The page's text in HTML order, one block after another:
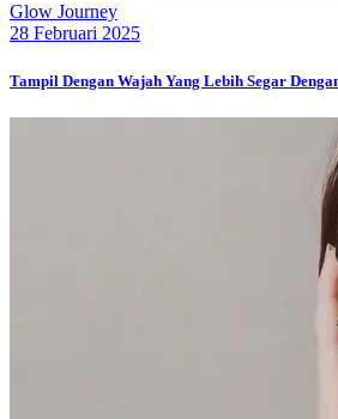
Glow Journey
28 Februari 2025
Tampil Dengan Wajah Yang Lebih Segar